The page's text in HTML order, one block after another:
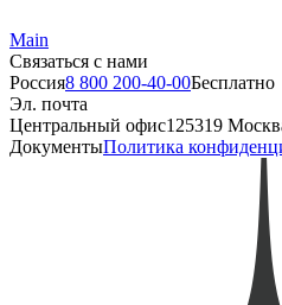
Main
Связаться с нами
Россия8 800 200-40-00Бесплатно
Эл. почта
Центральный офис125319
ДокументыПолитика